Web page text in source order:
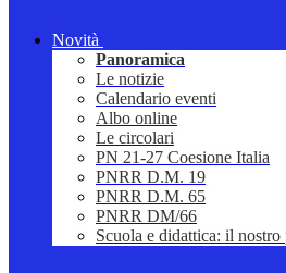
Novità
Panoramica
Le notizie
Calendario eventi
Albo online
Le circolari
PN 21-27 Coesione Italia
PNRR D.M. 19
PNRR D.M. 65
PNRR DM/66
Scuola e didattica: il nostro